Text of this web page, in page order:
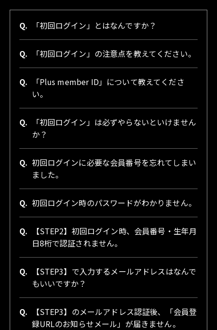
Q. 「初回ログイン」とはなんですか？
Q. 「初回ログイン」の注意点を教えてください。
Q.
「Plus member ID」について教えてくださ
い。
Q.
「初回ログイン」は必ずやらないといけません
か？
Q. 初回ログインに必要な会員番号を忘れてしまい
ました。
Q. 初回ログイン時のパスワードがわかりません。
Q.
【STEP2】初回ログイン時、会員番号・生年月
日8桁で認証されません。
Q.
【STEP3】で入力するメールアドレスはなんで
もいいですか？
Q.
【STEP3】のメールアドレス認証後、「会員登
録URLのお知らせメール」が届きません。